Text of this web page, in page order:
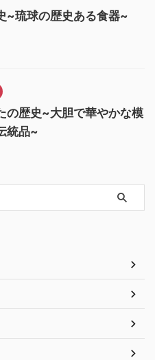
~琉球の歴史ある食器~
の歴史~大胆で華やかな模
統品~